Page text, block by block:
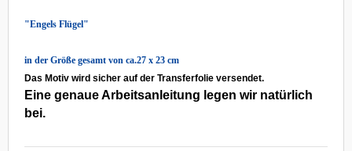
"Engels Flügel"
in der Größe gesamt von ca.27 x 23 cm
Das Motiv wird sicher auf der Transferfolie versendet.
Eine genaue Arbeitsanleitung legen wir natürlich
bei.